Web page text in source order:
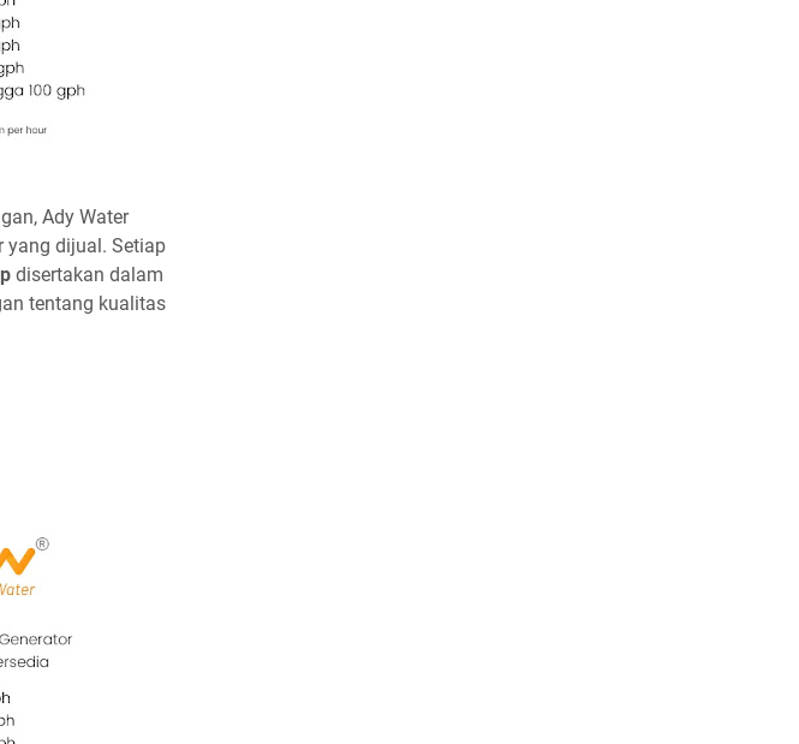
Ady Water
yang dijual. Setiap
disertakan dalam
tentang kualitas